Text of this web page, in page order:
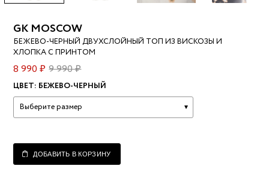
GK MOSCOW
БЕЖЕВО-ЧЕРНЫЙ ДВУХСЛОЙНЫЙ ТОП ИЗ ВИСКОЗЫ И
ХЛОПКА С ПРИНТОМ
8 990 ₽ 9 990 ₽
ЦВЕТ: БЕЖЕВО-ЧЕРНЫЙ
Выберите размер
ДОБАВИТЬ В КОРЗИНУ